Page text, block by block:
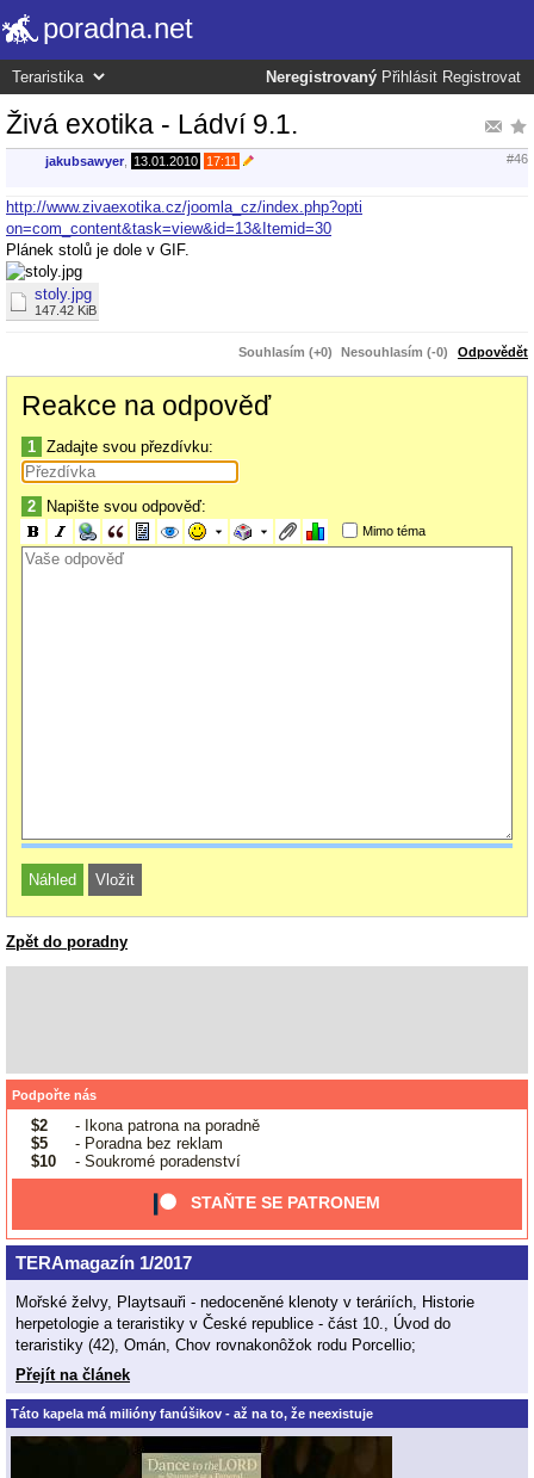
poradna.net
Neregistrovaný Přihlásit Registrovat
Živá exotika - Ládví 9.1.
jakubsawyer 13.01.2010 17:11 #46
http://www.zivaexotika.cz/joomla_cz/index.php?opti
on=com_content&task=view&id=13&Itemid=30
Plánek stolů je dole v GIF.
stoly.jpg
147.42 KiB
Souhlasím (+0) Nesouhlasím (-0) Odpovědět
Reakce na odpověď
1 Zadajte svou přezdívku:
2 Napište svou odpověď:
Mimo téma
Zpět do poradny
Podpořte nás
$2
- Ikona patrona na poradně
$5
- Poradna bez reklam
$10
- Soukromé poradenství
STAŇTE SE PATRONEM
TERAmagazín 1/2017
Mořské želvy, Playtsauři - nedoceněné klenoty v teráriích, Historie
herpetologie a teraristiky v České republice - část 10., Úvod do
teraristiky (42), Omán, Chov rovnakonôžok rodu Porcellio;
Přejít na článek
Táto kapela má milióny fanúšikov - až na to, že neexistuje